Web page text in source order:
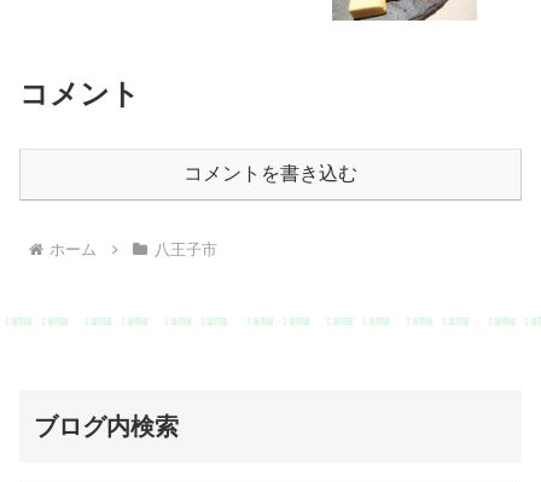
コメント
コメントを書き込む
ホーム 八王子市
ブログ内検索